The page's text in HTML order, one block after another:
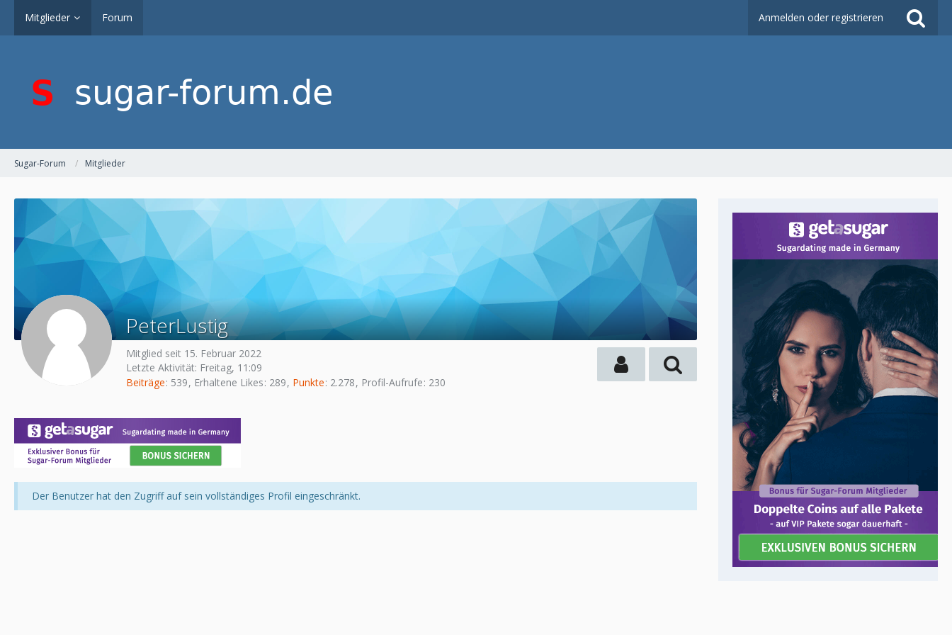
Mitglieder Forum Anmelden oder registrieren
Sugar-Forum Mitglieder
PeterLustig
Mitglied seit 15. Februar 2022
Letzte Aktivität: Freitag, 11:09
Beiträge 539 Erhaltene Likes 289 Punkte 2.278 Profil-Aufrufe 230
Der Benutzer hat den Zugriff auf sein vollständiges Profil eingeschränkt.